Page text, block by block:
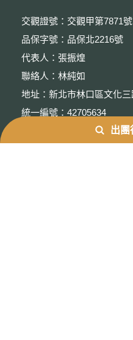
交觀證號：交觀甲第7871號
品保字號：品保北2216號
代表人：張振煌
聯絡人：林純如
地址：新北市林口區文化
統一編號：42705634
出團